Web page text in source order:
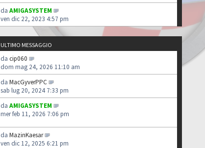
da AMIGASYSTEM
ven dic 22, 2023 4:57 pm
ULTIMO MESSAGGIO
da cip060
dom mag 24, 2026 11:10 am
da MacGyverPPC
sab lug 20, 2024 7:33 pm
da AMIGASYSTEM
mer feb 11, 2026 7:06 pm
da MazinKaesar
ven dic 12, 2025 6:21 pm